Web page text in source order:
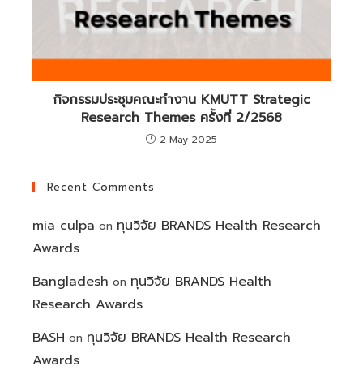
กิจกรรมประชุมคณะทำงาน KMUTT Strategic
Research Themes ครั้งที่ 2/2568
2 May 2025
Recent Comments
mia culpa on ทุนวิจัย BRANDS Health Research
Awards
Bangladesh on ทุนวิจัย BRANDS Health
Research Awards
BASH on ทุนวิจัย BRANDS Health Research
Awards